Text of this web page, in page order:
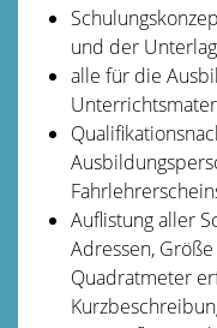
und der
alle für die
Auflistung aller
Adressen,
Quadratmeter